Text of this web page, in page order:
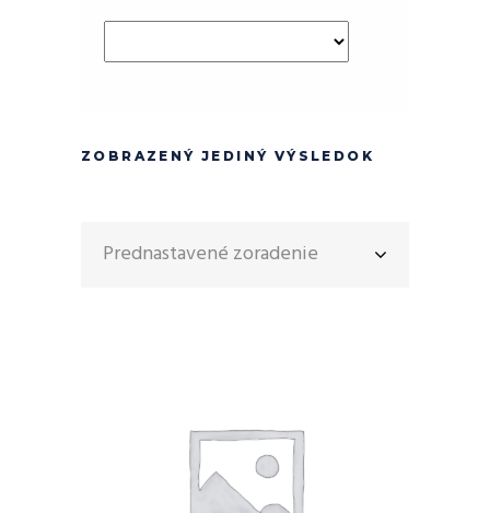
ZOBRAZENÝ JEDINÝ VÝSLEDOK
Prednastavené zoradenie